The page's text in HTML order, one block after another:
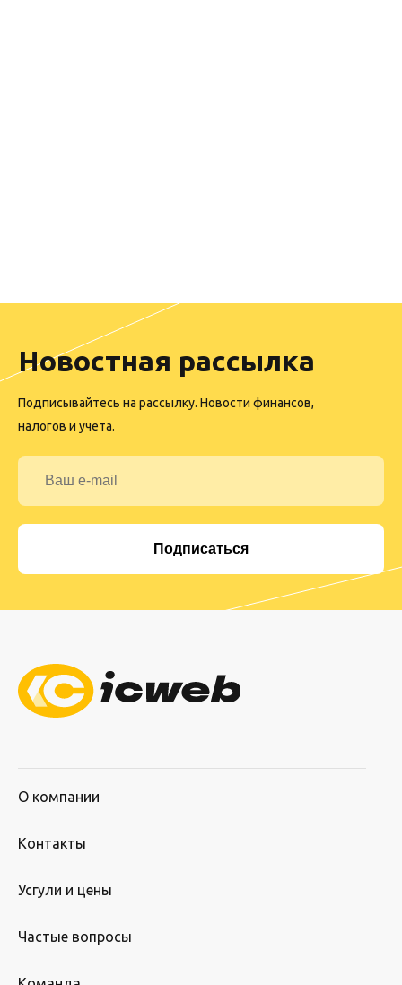
Новостная рассылка
Подписывайтесь на рассылку. Новости финансов,
налогов и учета.
О компании
Контакты
Усгули и цены
Частые вопросы